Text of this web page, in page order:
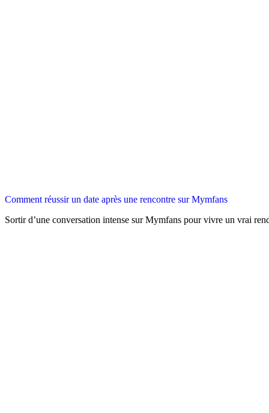
Comment réussir un date après une rencontre sur Mymfans
Sortir d’une conversation intense sur Mymfans pour vivre un vrai